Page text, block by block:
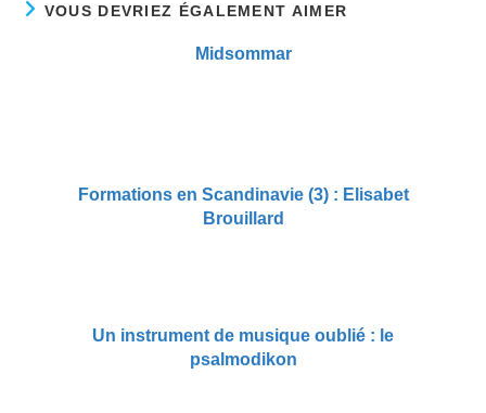
VOUS DEVRIEZ ÉGALEMENT AIMER
Midsommar
Formations en Scandinavie (3) : Elisabet
Brouillard
Un instrument de musique oublié : le
psalmodikon